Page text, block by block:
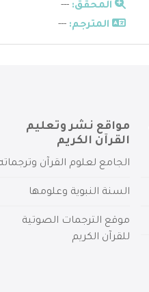
المحقق: ---
المترجم: ---
مواقع نشر وتعليم
القرآن الكريم
الجامع لعلوم القرآن
السنة النبوية وعلومها
موقع الترجمات الصوتية
للقرآن الكريم